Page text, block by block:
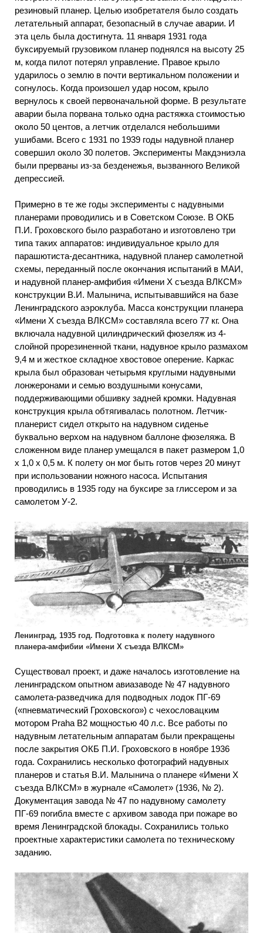
резиновый планер. Целью изобретателя было создать
летательный аппарат, безопасный в случае аварии. И
эта цель была достигнута. 11 января 1931 года
буксируемый грузовиком планер поднялся на высоту 25
м, когда пилот потерял управление. Правое крыло
ударилось о землю в почти вертикальном положении и
согнулось. Когда произошел удар носом, крыло
вернулось к своей первоначальной форме. В результате
аварии была порвана только одна растяжка стоимостью
около 50 центов, а летчик отделался небольшими
ушибами. Всего с 1931 по 1939 годы надувной планер
совершил около 30 полетов. Эксперименты Макдэниэла
были прерваны из-за безденежья, вызванного Великой
депрессией.
Примерно в те же годы эксперименты с надувными
планерами проводились и в Советском Союзе. В ОКБ
П.И. Гроховского было разработано и изготовлено три
типа таких аппаратов: индивидуальное крыло для
парашютиста-десантника, надувной планер самолетной
схемы, переданный после окончания испытаний в МАИ,
и надувной планер-амфибия «Имени X съезда ВЛКСМ»
конструкции В.И. Малынича, испытывавшийся на базе
Ленинградского аэроклуба. Масса конструкции планера
«Имени X съезда ВЛКСМ» составляла всего 77 кг. Она
включала надувной цилиндрический фюзеляж из 4-
слойной прорезиненной ткани, надувное крыло размахом
9,4 м и жесткое складное хвостовое оперение. Каркас
крыла был образован четырьмя круглыми надувными
лонжеронами и семью воздушными конусами,
поддерживающими обшивку задней кромки. Надувная
конструкция крыла обтягивалась полотном. Летчик-
планерист сидел открыто на надувном сиденье
буквально верхом на надувном баллоне фюзеляжа. В
сложенном виде планер умещался в пакет размером 1,0
х 1,0 х 0,5 м. К полету он мог быть готов через 20 минут
при использовании ножного насоса. Испытания
проводились в 1935 году на буксире за глиссером и за
самолетом У-2.
Ленинград, 1935 год. Подготовка к полету надувного
планера-амфибии «Имени X съезда ВЛКСМ»
Существовал проект, и даже началось изготовление на
ленинградском опытном авиазаводе № 47 надувного
самолета-разведчика для подводных лодок ПГ-69
(«пневматический Гроховского») с чехословацким
мотором Praha В2 мощностью 40 л.с. Все работы по
надувным летательным аппаратам были прекращены
после закрытия ОКБ П.И. Гроховского в ноябре 1936
года. Сохранились несколько фотографий надувных
планеров и статья В.И. Малынича о планере «Имени X
съезда ВЛКСМ» в журнале «Самолет» (1936, № 2).
Документация завода № 47 по надувному самолету
ПГ-69 погибла вместе с архивом завода при пожаре во
время Ленинградской блокады. Сохранились только
проектные характеристики самолета по техническому
заданию.